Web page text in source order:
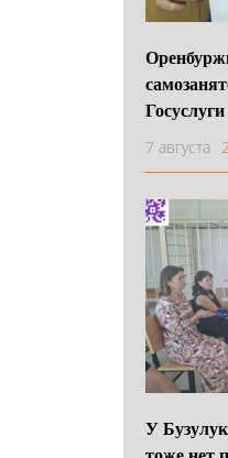
Госуслуги
7 августа
У